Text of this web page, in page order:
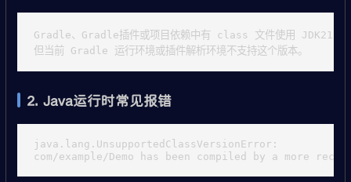
Gradle、Gradle插件或项目依赖中有 class 文件使用 JDK21 编
2. Java运行时常见报错
java.lang.UnsupportedClassVersionError: